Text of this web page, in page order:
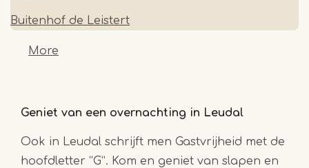
Buitenhof de Leistert
More
Geniet van een overnachting in Leudal
Ook in Leudal schrijft men Gastvrijheid met de
hoofdletter “G”. Kom en geniet van slapen en